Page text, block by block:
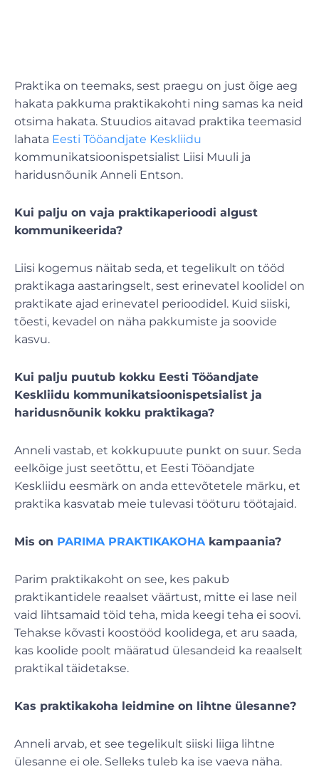
Praktika on teemaks, sest praegu on just õige aeg
hakata pakkuma praktikakohti ning samas ka neid
otsima hakata. Stuudios aitavad praktika teemasid
lahata Eesti Tööandjate Keskliidu
kommunikatsioonispetsialist Liisi Muuli ja
haridusnõunik Anneli Entson.
Kui palju on vaja praktikaperioodi algust
kommunikeerida?
Liisi kogemus näitab seda, et tegelikult on tööd
praktikaga aastaringselt, sest erinevatel koolidel on
praktikate ajad erinevatel perioodidel. Kuid siiski,
tõesti, kevadel on näha pakkumiste ja soovide
kasvu.
Kui palju puutub kokku Eesti Tööandjate
Keskliidu kommunikatsioonispetsialist ja
haridusnõunik kokku praktikaga?
Anneli vastab, et kokkupuute punkt on suur. Seda
eelkõige just seetõttu, et Eesti Tööandjate
Keskliidu eesmärk on anda ettevõtetele märku, et
praktika kasvatab meie tulevasi tööturu töötajaid.
Mis on PARIMA PRAKTIKAKOHA kampaania?
Parim praktikakoht on see, kes pakub
praktikantidele reaalset väärtust, mitte ei lase neil
vaid lihtsamaid töid teha, mida keegi teha ei soovi.
Tehakse kõvasti koostööd koolidega, et aru saada,
kas koolide poolt määratud ülesandeid ka reaalselt
praktikal täidetakse.
Kas praktikakoha leidmine on lihtne ülesanne?
Anneli arvab, et see tegelikult siiski liiga lihtne
ülesanne ei ole. Selleks tuleb ka ise vaeva näha.